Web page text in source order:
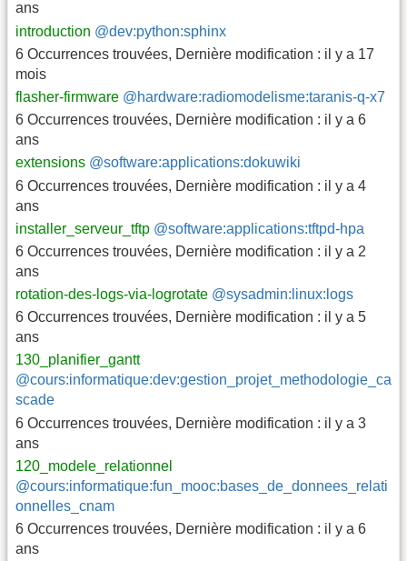
ans
introduction @dev:python:sphinx
6 Occurrences trouvées, Dernière modification : il y a 17
mois
flasher-firmware @hardware:radiomodelisme:taranis-q-x7
6 Occurrences trouvées, Dernière modification : il y a 6
ans
extensions @software:applications:dokuwiki
6 Occurrences trouvées, Dernière modification : il y a 4
ans
installer_serveur_tftp @software:applications:tftpd-hpa
6 Occurrences trouvées, Dernière modification : il y a 2
ans
rotation-des-logs-via-logrotate @sysadmin:linux:logs
6 Occurrences trouvées, Dernière modification : il y a 5
ans
130_planifier_gantt
@cours:informatique:dev:gestion_projet_methodologie_ca
scade
6 Occurrences trouvées, Dernière modification : il y a 3
ans
120_modele_relationnel
@cours:informatique:fun_mooc:bases_de_donnees_relati
onnelles_cnam
6 Occurrences trouvées, Dernière modification : il y a 6
ans